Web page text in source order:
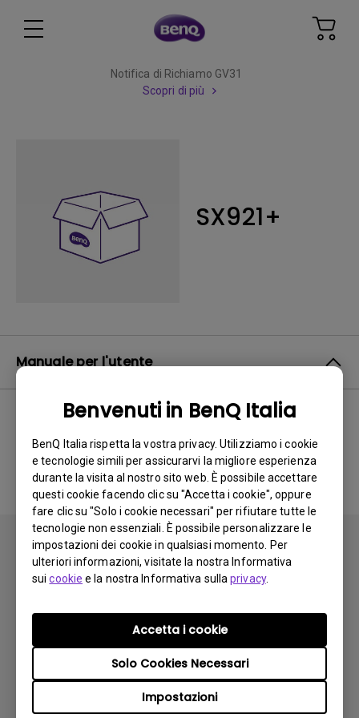
Benvenuti in BenQ Italia
BenQ Italia rispetta la vostra privacy. Utilizziamo i cookie
e tecnologie simili per assicurarvi la migliore esperienza
durante la visita al nostro sito web. È possibile accettare
questi cookie facendo clic su "Accetta i cookie", oppure
fare clic su "Solo i cookie necessari" per rifiutare tutte le
tecnologie non essenziali. È possibile personalizzare le
impostazioni dei cookie in qualsiasi momento. Per
ulteriori informazioni, visitate la nostra Informativa
suicookie e la nostra Informativa sullaprivacy.
Impostazioni
Solo Cookies Necessari
Accetta i cookie
Notifica di Richiamo GV31
Scopri di più
SX921+
Manuale per l'utente
Nessun manuale correlato
Iscriviti
Prodotti
Soluzioni